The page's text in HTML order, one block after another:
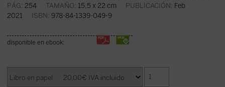
PÁG: 254 TAMAÑO: 15,5 x 22 cm PUBLICACIÓN: Feb
2021 ISBN: 978-84-1339-049-9
disponible en ebook: